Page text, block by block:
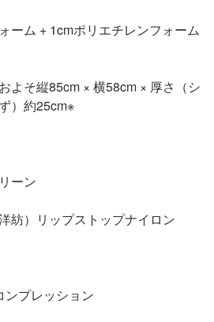
ーム + 1cmポリエチレンフォーム
よそ縦85cm × 横58cm × 厚さ（シ
）約25cm※
ーン
紡）リップストップナイロン
ンプレッション